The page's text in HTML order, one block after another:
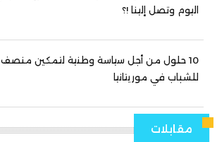
اليوم وتصل إلينا !؟
10 حلول من أجل سياسة وطنية لتمكين منصف
للشباب في موريتانيا
مقابلات